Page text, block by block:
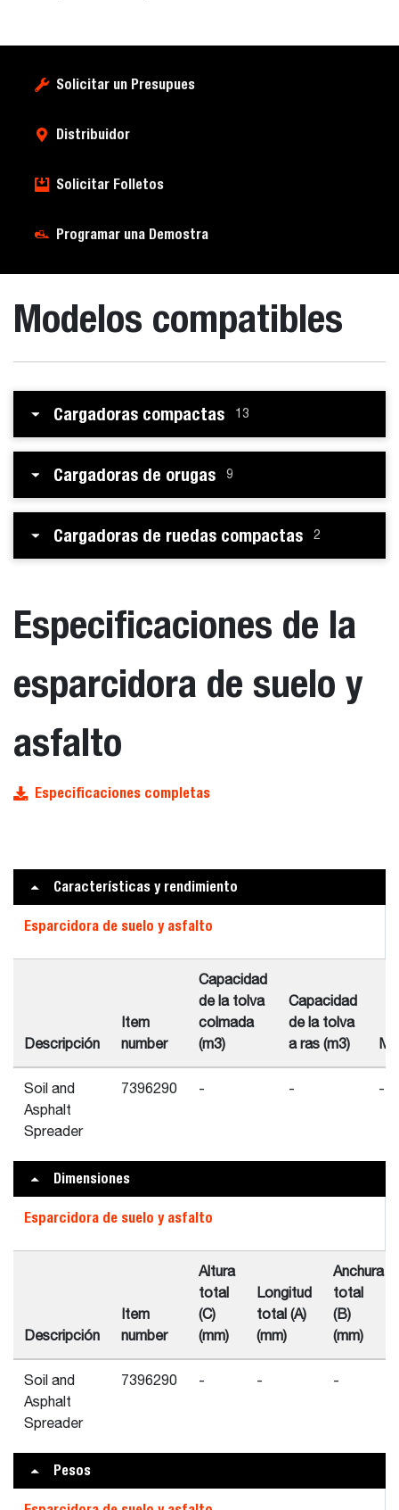
Solicitar un Presupues
Distribuidor
Solicitar Folletos
Programar una Demostra
Modelos compatibles
Cargadoras compactas 13
Cargadoras de orugas 9
Cargadoras de ruedas compactas 2
Especificaciones de la
esparcidora de suelo y
asfalto
Especificaciones completas
Características y rendimiento
Esparcidora de suelo y asfalto
Descripción
Item
number
Capacidad
de la tolva
colmada
(m3)
Capacidad
de la tolva
a ras (m3)
Soil and
Asphalt
Spreader
7396290 - - -
Dimensiones
Esparcidora de suelo y asfalto
Descripción
Item
number
Altura
total
(C)
(mm)
Longitud
total (A)
(mm)
Anchura
total
(B)
(mm)
Soil and
Asphalt
Spreader
7396290 - - -
Pesos